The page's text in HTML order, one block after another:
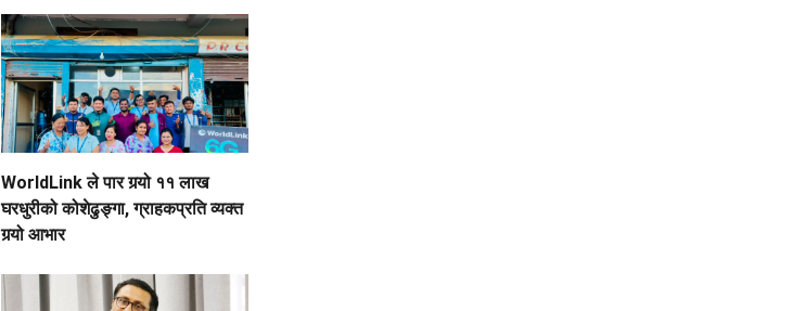
WorldLink ले पार गर्‍यो ११ लाख
घरधुरीको कोशेढुङ्गा, ग्राहकप्रति व्यक्त
गर्‍यो आभार